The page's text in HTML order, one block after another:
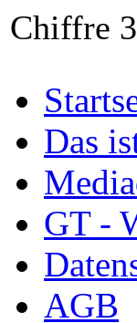
Chiffre
Das
GT -
AGB